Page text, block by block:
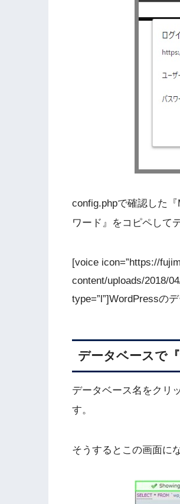
config.phpで確認した
ワード』をコピペして
[voice icon=”https://
content/uploads/2018/
type=”l”]WordPressの
データベースで
データベース名をクリ
す。
そうするとこの画面に